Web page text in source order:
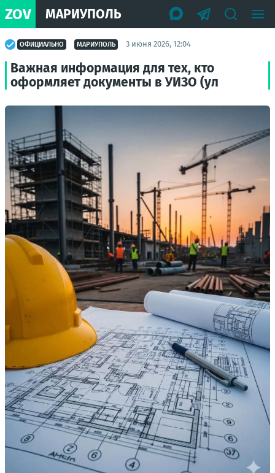
ZOV МАРИУПОЛЬ
ОФИЦИАЛЬНО МАРИУПОЛЬ 3 июня 2026, 12:04
Важная информация для тех, кто
оформляет документы в УИЗО (ул